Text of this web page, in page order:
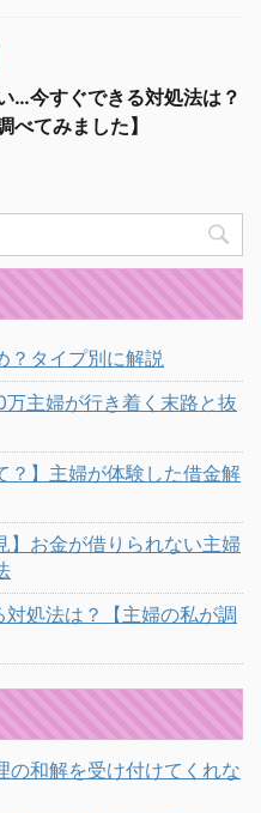
…今すぐできる対処法は？
べてみました】
？タイプ別に解説
主婦が行き着く末路と抜
？】主婦が体験した借金解
】お金が借りられない主婦
処法は？【主婦の私が調
の和解を受け付けてくれな